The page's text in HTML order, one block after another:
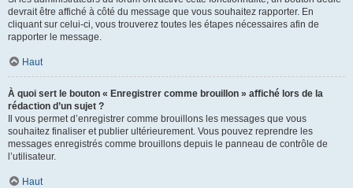
devrait être affiché à côté du message que vous souhaitez rapporter. En
cliquant sur celui-ci, vous trouverez toutes les étapes nécessaires afin de
rapporter le message.
Haut
À quoi sert le bouton « Enregistrer comme brouillon » affiché lors de la
rédaction d’un sujet ?
Il vous permet d’enregistrer comme brouillons les messages que vous
souhaitez finaliser et publier ultérieurement. Vous pouvez reprendre les
messages enregistrés comme brouillons depuis le panneau de contrôle de
l’utilisateur.
Haut